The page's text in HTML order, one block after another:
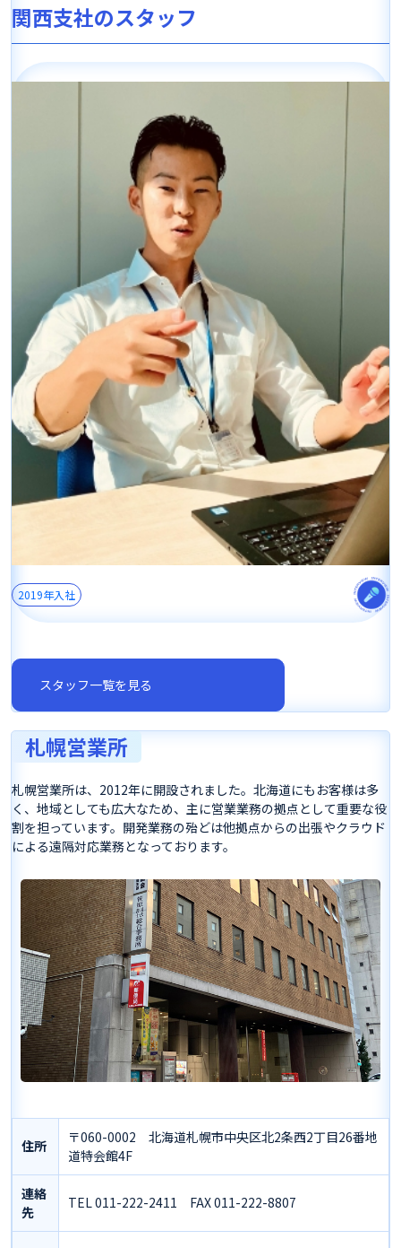
関西支社のスタッフ
2019年入社
スタッフ一覧を見る
札幌営業所
札幌営業所は、2012年に開設されました。北海道にもお客様は多
く、地域としても広大なため、主に営業業務の拠点として重要な役
割を担っています。開発業務の殆どは他拠点からの出張やクラウド
による遠隔対応業務となっております。
住所
〒060-0002 北海道札幌市中央区北2条西2丁目26番地
道特会館4F
連絡
先
TEL 011-222-2411 FAX 011-222-8807